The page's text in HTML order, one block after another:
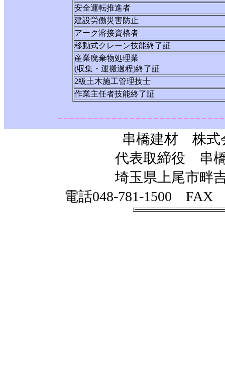
安全運転推進者
建設労働災害防止
アーク溶接資格者
移動式クレーン技能終了証
産業廃棄物処理業
(収集・運搬過程)終了証
2級土木施工管理技士
作業主任者技能終了証
串橋建材 株式
代表取締役 串
埼玉県上尾市畔
電話048-781-1500 FAX